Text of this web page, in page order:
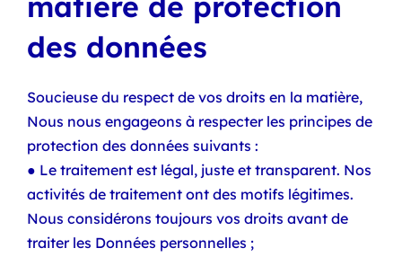
des données
Soucieuse du respect de vos droits en la matière,
Nous nous engageons à respecter les principes de
protection des données suivants :
● Le traitement est légal, juste et transparent. Nos
activités de traitement ont des motifs légitimes.
Nous considérons toujours vos droits avant de
traiter les Données personnelles ;